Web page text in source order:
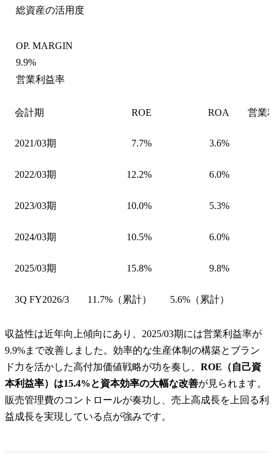
総資産の活用度
OP. MARGIN
9.9%
営業利益率
会計期 ROE ROA 営業
2021/03期 7.7% 3.6%
2022/03期 12.2% 6.0%
2023/03期 10.0% 5.3%
2024/03期 10.5% 6.0%
2025/03期 15.8% 9.8%
3Q FY2026/3 11.7%（累計） 5.6%（累計）
収益性は近年向上傾向にあり、2025/03期には営業利益率が
9.9%まで改善しました。効率的な生産体制の構築とブラン
ド力を活かした高付加価値戦略が功を奏し、 ROE（自己資
本利益率）は15.4%と資本効率の大幅な改善が見られます。
販売管理費のコントロールが奏功し、売上高成長を上回る利
益成長を実現している点が強みです。